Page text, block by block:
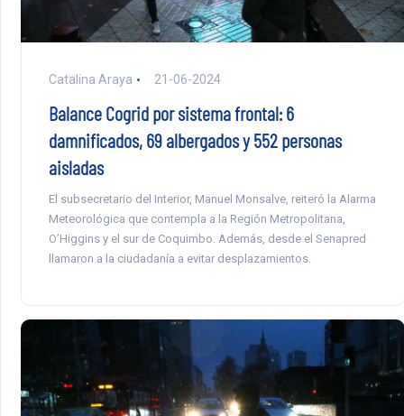
Catalina Araya 21-06-2024
Balance Cogrid por sistema frontal: 6
damnificados, 69 albergados y 552 personas
aisladas
El subsecretario del Interior, Manuel Monsalve, reiteró la Alarma
Meteorológica que contempla a la Región Metropolitana,
O’Higgins y el sur de Coquimbo. Además, desde el Senapred
llamaron a la ciudadanía a evitar desplazamientos.